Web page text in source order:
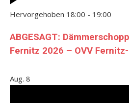
Hervorgehoben 18:00 - 19:00
ABGESAGT:
Fernitz 2026 – OVV
Aug. 8